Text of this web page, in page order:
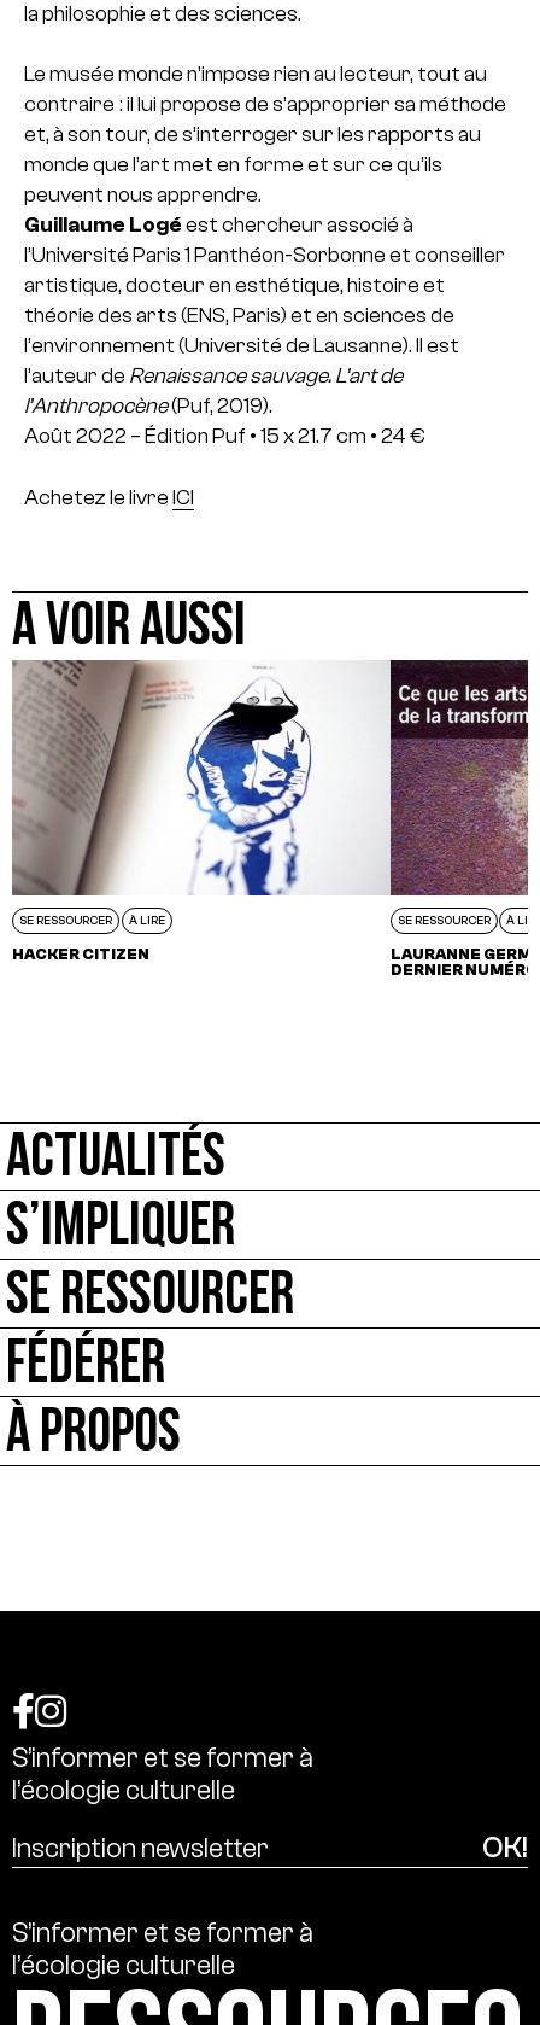
la philosophie et des sciences.
Le musée monde n’impose rien au lecteur, tout au
contraire : il lui propose de s’approprier sa méthode
et, à son tour, de s’interroger sur les rapports au
monde que l’art met en forme et sur ce qu’ils
peuvent nous apprendre.
Guillaume Logé est chercheur associé à
l’Université Paris 1 Panthéon-Sorbonne et conseiller
artistique, docteur en esthétique, histoire et
théorie des arts (ENS, Paris) et en sciences de
l’environ­nement (Université de Lausanne). Il est
l’auteur de Renaissance sauvage. L’art de
l’Anthropocène(Puf, 2019).
Août 2022 – Édition Puf • 15 x 21.7 cm • 24 €
Achetez le livre ICI
A VOIR AUSSI
SE RESSOURCER À LIRE
HACKER CITIZEN
SE RESSOURCER À
LAURANNE
DERNIER
ACTUALITÉS
S’IMPLIQUER
SE RESSOURCER
FÉDÉRER
À PROPOS
S’informer et se former à
l’écologie culturelle
S’informer et se former à
l’écologie culturelle